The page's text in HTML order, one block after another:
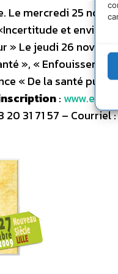
Le mercredi 25
et
» Le jeudi 26
», «
« De la santé
:
20 31 71 57 – Courriel :